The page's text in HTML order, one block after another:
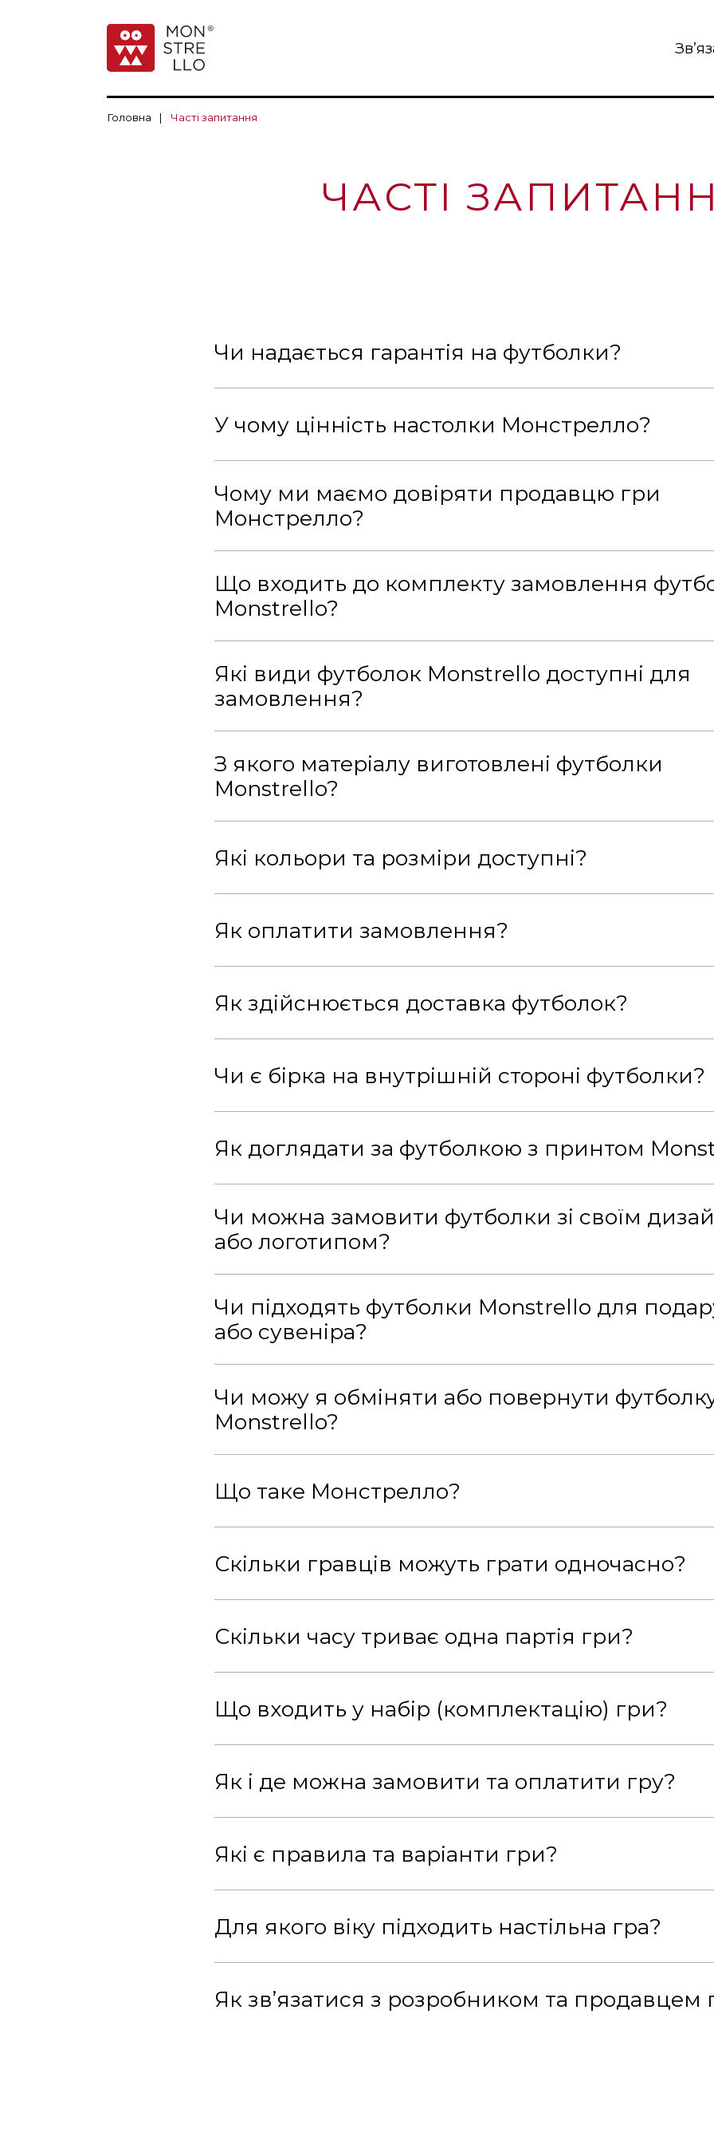
Головна | Часті запитання
ЧАСТІ
Чи надається гарантія на футболки?
У чому цінність настолки Монстрелло?
Чому ми маємо довіряти продавцю гри
Монстрелло?
Що входить до комплекту замовлення
Monstrello?
Які види футболок Monstrello доступні для
замовлення?
З якого матеріалу виготовлені футболки
Monstrello?
Які кольори та розміри доступні?
Як оплатити замовлення?
Як здійснюється доставка футболок?
Чи є бірка на внутрішній стороні футболки?
Як доглядати за футболкою з принтом
Чи можна замовити футболки зі своїм
або логотипом?
Чи підходять футболки Monstrello для
або сувеніра?
Чи можу я обміняти або повернути
Monstrello?
Що таке Монстрелло?
Скільки гравців можуть грати одночасно?
Скільки часу триває одна партія гри?
Що входить у набір (комплектацію) гри?
Як і де можна замовити та оплатити гру?
Які є правила та варіанти гри?
Для якого віку підходить настільна гра?
Як зв’язатися з розробником та продавцем